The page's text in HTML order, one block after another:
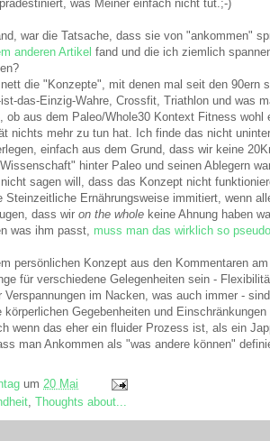
was Meiner einfach nicht tut.;-)
war die Tatsache, dass sie von "ankommen"
anderen Artikel fand und die ich ziemlich
die "Konzepte", mit denen mal seit den 90ern
das-Einzig-Wahre, Crossfit, Triathlon und was
ob aus dem Paleo/Whole30 Kontext Fitness
nichts mehr zu tun hat. Ich finde das nicht
einfach aus dem Grund, dass wir keine
hinter Paleo und seinen Ablegern
sagen will, dass das Konzept nicht
Steinzeitliche Ernährungsweise immitiert, wenn
dass wir on the whole keine Ahnung haben
was ihm passt, muss man das wirklich so
persönlichen Konzept aus den Kommentaren
für verschiedene Gelegenheiten sein -
Verspannungen im Nacken, was auch immer -
körperlichen Gegebenheiten und
wenn das eher ein fluider Prozess ist, als ein
man Ankommen als "was andere können"
um 20 Mai
Thoughts about...